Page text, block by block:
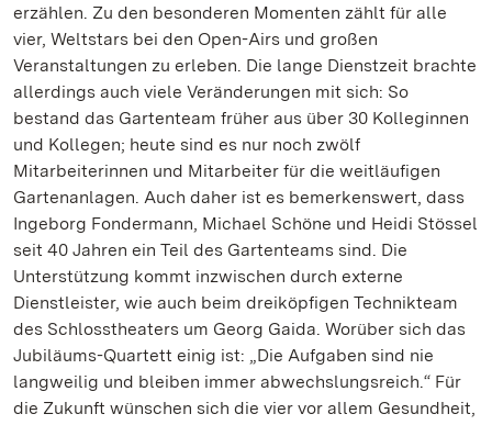
erzählen. Zu den besonderen Momenten zählt für alle
vier, Weltstars bei den Open-Airs und großen
Veranstaltungen zu erleben. Die lange Dienstzeit brachte
allerdings auch viele Veränderungen mit sich: So
bestand das Gartenteam früher aus über 30 Kolleginnen
und Kollegen; heute sind es nur noch zwölf
Mitarbeiterinnen und Mitarbeiter für die weitläufigen
Gartenanlagen. Auch daher ist es bemerkenswert, dass
Ingeborg Fondermann, Michael Schöne und Heidi Stössel
seit 40 Jahren ein Teil des Gartenteams sind. Die
Unterstützung kommt inzwischen durch externe
Dienstleister, wie auch beim dreiköpfigen Technikteam
des Schlosstheaters um Georg Gaida. Worüber sich das
Jubiläums-Quartett einig ist: „Die Aufgaben sind nie
langweilig und bleiben immer abwechslungsreich.“ Für
die Zukunft wünschen sich die vier vor allem Gesundheit,